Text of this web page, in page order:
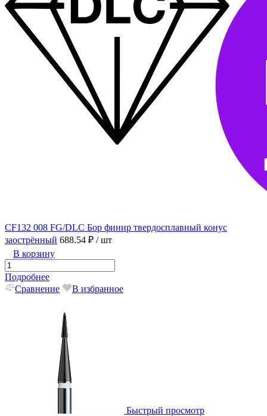
CF132 008 FG/DLC Бор финир твердосплавный конус
заострённый 688.54 ₽ / шт
В корзину
Подробнее
Сравнение
В избранное
Быстрый просмотр